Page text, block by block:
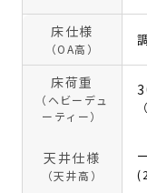
床仕様
（OA高）
床荷重
（ヘビーデュ
ーティー）
天井仕様
（天井高）